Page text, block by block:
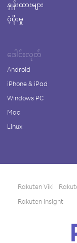
နှုန်းထားများ
ပံ့ပိုးမှု
ဒေါင်းလုတ်
Android
iPhone & iPad
Windows PC
Mac
Linux
Rakuten Viki
Rakuten Insight